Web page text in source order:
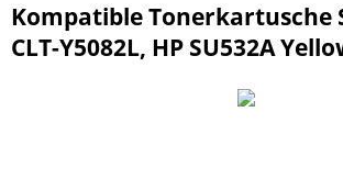
Kompatible Tonerkartusche
CLT-Y5082L, HP SU532A